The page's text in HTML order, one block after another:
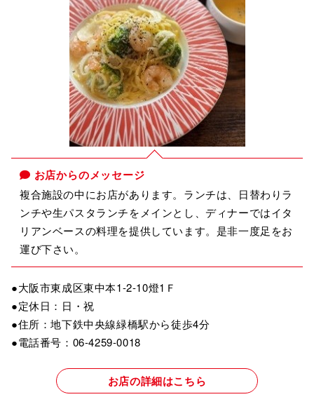
お店からのメッセージ
複合施設の中にお店があります。ランチは、日替わりラ
ンチや生パスタランチをメインとし、ディナーではイタ
リアンベースの料理を提供しています。是非一度足をお
運び下さい。
●大阪市東成区東中本1-2-10燈1Ｆ
●定休日：日・祝
●住所：地下鉄中央線緑橋駅から徒歩4分
●電話番号：06-4259-0018
お店の詳細はこちら